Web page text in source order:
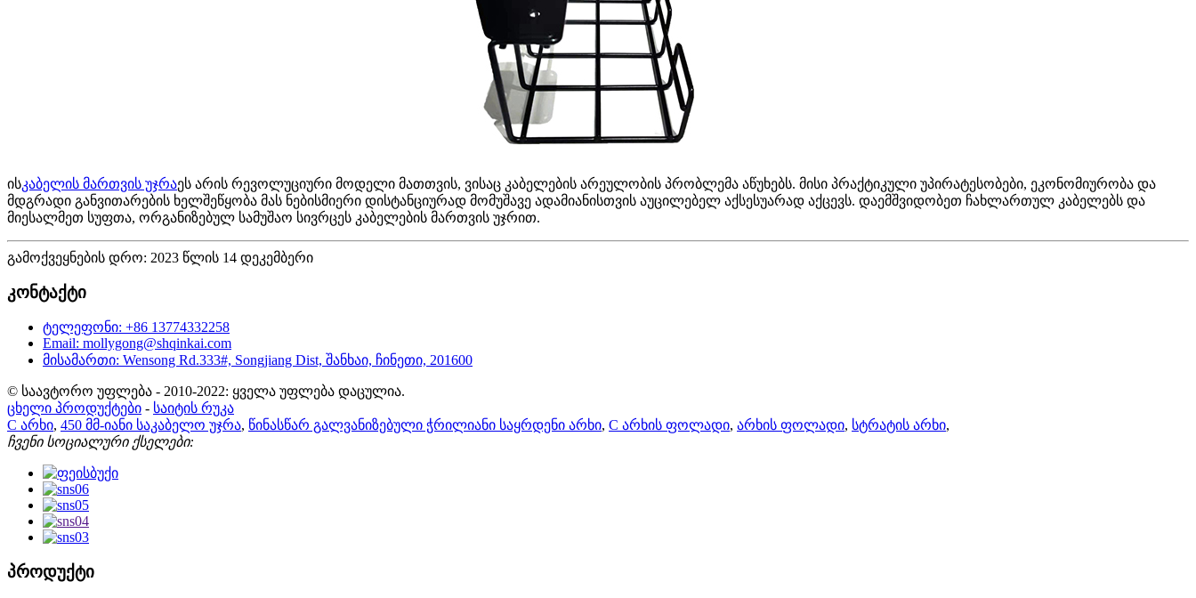
ისკაბელის მართვის უჯრაეს არის რევოლუციური მოდელი მათთვის, ვისაც კაბელების არეულობის პრობლემა აწუხებს. მისი პრაქტიკული უპირატესობები, ეკონომიურობა და
მდგრადი განვითარების ხელშეწყობა მას ნებისმიერი დისტანციურად მომუშავე ადამიანისთვის აუცილებელ აქსესუარად აქცევს. დაემშვიდობეთ ჩახლართულ კაბელებს და
მიესალმეთ სუფთა, ორგანიზებულ სამუშაო სივრცეს კაბელების მართვის უჯრით.
გამოქვეყნების დრო: 2023 წლის 14 დეკემბერი
კონტაქტი
ტელეფონი: +86 13774332258
Email: mollygong@shqinkai.com
მისამართი: Wensong Rd.333#, Songjiang Dist, შანხაი, ჩინეთი, 201600
© საავტორო უფლება - 2010-2022: ყველა უფლება დაცულია.
ცხელი პროდუქტები - საიტის რუკა
C არხი, 450 მმ-იანი საკაბელო უჯრა, წინასწარ გალვანიზებული ჭრილიანი საყრდენი არხი, C არხის ფოლადი, არხის ფოლადი, სტრატის არხი,
ჩვენი სოციალური ქსელები:
პროდუქტი